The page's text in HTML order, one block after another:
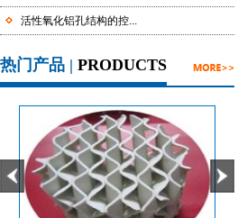
活性氧化铝孔结构的控...
热门产品 | PRODUCTS